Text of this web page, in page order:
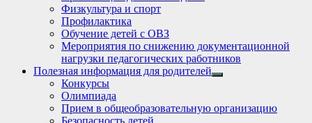
Физкультура и спорт
Профилактика
Обучение детей с ОВЗ
Мероприятия по снижению документационной
нагрузки педагогических работников
Полезная информация для родителей
Show
Конкурсы
Олимпиада
Прием в общеобразовательную организацию
Безопасность детей